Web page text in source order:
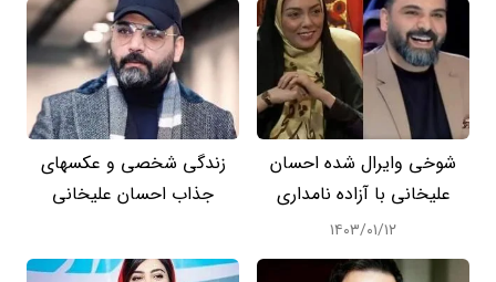
شوخی وایرال شده احسان
علیخانی با آزاده نامداری
۱۴۰۳/۰۱/۱۲
زندگی شخصی و عکسهای
جذاب احسان علیخانی